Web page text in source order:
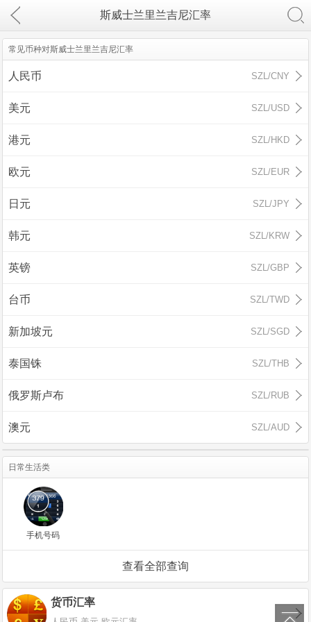
斯威士兰里兰吉尼汇率
常见币种对斯威士兰里兰吉尼汇率
人民币 SZL/CNY
美元 SZL/USD
港元 SZL/HKD
欧元 SZL/EUR
日元 SZL/JPY
韩元 SZL/KRW
英镑 SZL/GBP
台币 SZL/TWD
新加坡元 SZL/SGD
泰国铢 SZL/THB
俄罗斯卢布 SZL/RUB
澳元 SZL/AUD
日常生活类
手机号码
查看全部查询
货币汇率